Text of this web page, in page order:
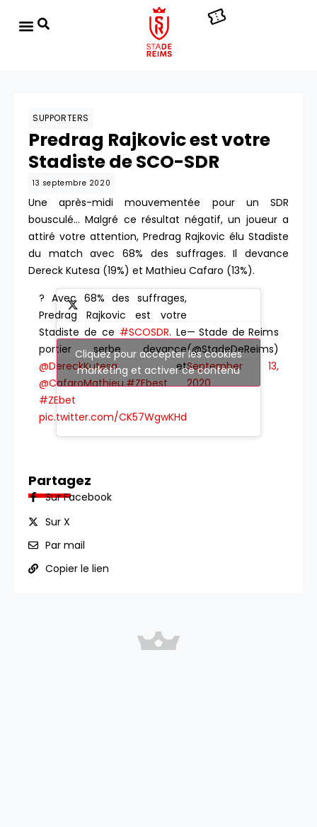
SUPPORTERS
Predrag Rajkovic est votre
Stadiste de SCO-SDR
13 septembre 2020
Une après-midi mouvementée pour un SDR
bousculé… Malgré ce résultat négatif, un joueur a
attiré votre attention, Predrag Rajkovic élu Stadiste
du match avec 68% des suffrages. Il devance
Dereck Kutesa (19%) et Mathieu Cafaro (13%).
? Avec 68% des suffrages,
Predrag Rajkovic est votre
Stadiste de ce #SCOSDR. Le
portier serbe devance
@DereckKutesaet
@CafaroMathieu.#ZEbest
#ZEbet
pic.twitter.com/CK57WgwKHd
— Stade de Reims
(@StadeDeReims)
September 13,
2020
Cliquez pour accepter les cookies
marketing et activer ce contenu
Partagez
Sur Facebook
Sur X
Par mail
Copier le lien